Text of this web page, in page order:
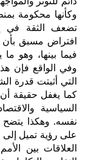
وكأنها محكومة
تضعف الثقة في
افتراض مسبق بأن
فيما بينها، وهو
وفي الواقع فإن
التي أثبتت قدرة
كما يغفل حقيقة
السياسية
نفسه. وهكذا
على رؤية تميل إلى
العلاقات بين